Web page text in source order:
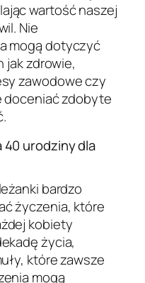
wartość naszej
Nie
mogą dotyczyć
jak zdrowie,
zawodowe czy
doceniać zdobyte
40 urodziny dla
bardzo
życzenia, które
kobiety
życia,
które zawsze
mogą